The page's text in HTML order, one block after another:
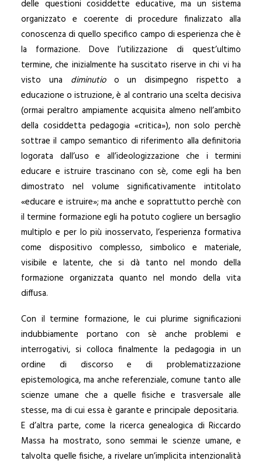
delle questioni cosiddette educative, ma un sistema
organizzato e coerente di procedure finalizzato alla
conoscenza di quello specifico campo di esperienza che è
la formazione. Dove l’utilizzazione di quest’ultimo
termine, che inizialmente ha suscitato riserve in chi vi ha
visto una diminutioo un disimpegno rispetto a
educazione o istruzione, è al contrario una scelta decisiva
(ormai peraltro ampiamente acquisita almeno nell’ambito
della cosiddetta pedagogia «critica»), non solo perchè
sottrae il campo semantico di riferimento alla definitoria
logorata dall’uso e all’ideologizzazione che i termini
educare e istruire trascinano con sè, come egli ha ben
dimostrato nel volume significativamente intitolato
«educare e istruire»; ma anche e soprattutto perchè con
il termine formazione egli ha potuto cogliere un bersaglio
multiplo e per lo più inosservato, l’esperienza formativa
come dispositivo complesso, simbolico e materiale,
visibile e latente, che si dà tanto nel mondo della
formazione organizzata quanto nel mondo della vita
diffusa.
Con il termine formazione, le cui plurime significazioni
indubbiamente portano con sè anche problemi e
interrogativi, si colloca finalmente la pedagogia in un
ordine di discorso e di problematizzazione
epistemologica, ma anche referenziale, comune tanto alle
scienze umane che a quelle fisiche e trasversale alle
stesse, ma di cui essa è garante e principale depositaria.
E d’altra parte, come la ricerca genealogica di Riccardo
Massa ha mostrato, sono semmai le scienze umane, e
talvolta quelle fisiche, a rivelare un’implicita intenzionalità